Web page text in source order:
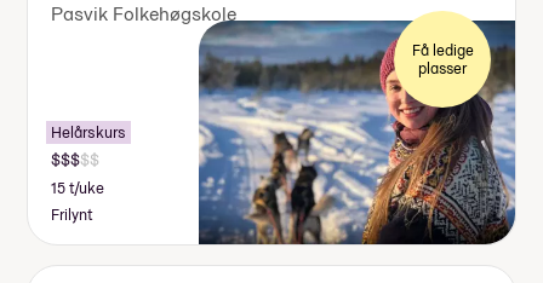
Pasvik Folkehøgskole
Få ledige
plasser
Helårskurs
15 t/uke
Frilynt